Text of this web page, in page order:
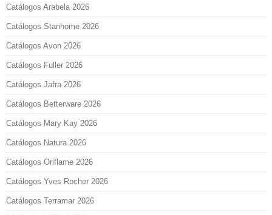
Catálogos Arabela 2026
Catálogos Stanhome 2026
Catálogos Avon 2026
Catálogos Fuller 2026
Catálogos Jafra 2026
Catálogos Betterware 2026
Catálogos Mary Kay 2026
Catálogos Natura 2026
Catálogos Oriflame 2026
Catálogos Yves Rocher 2026
Catálogos Terramar 2026